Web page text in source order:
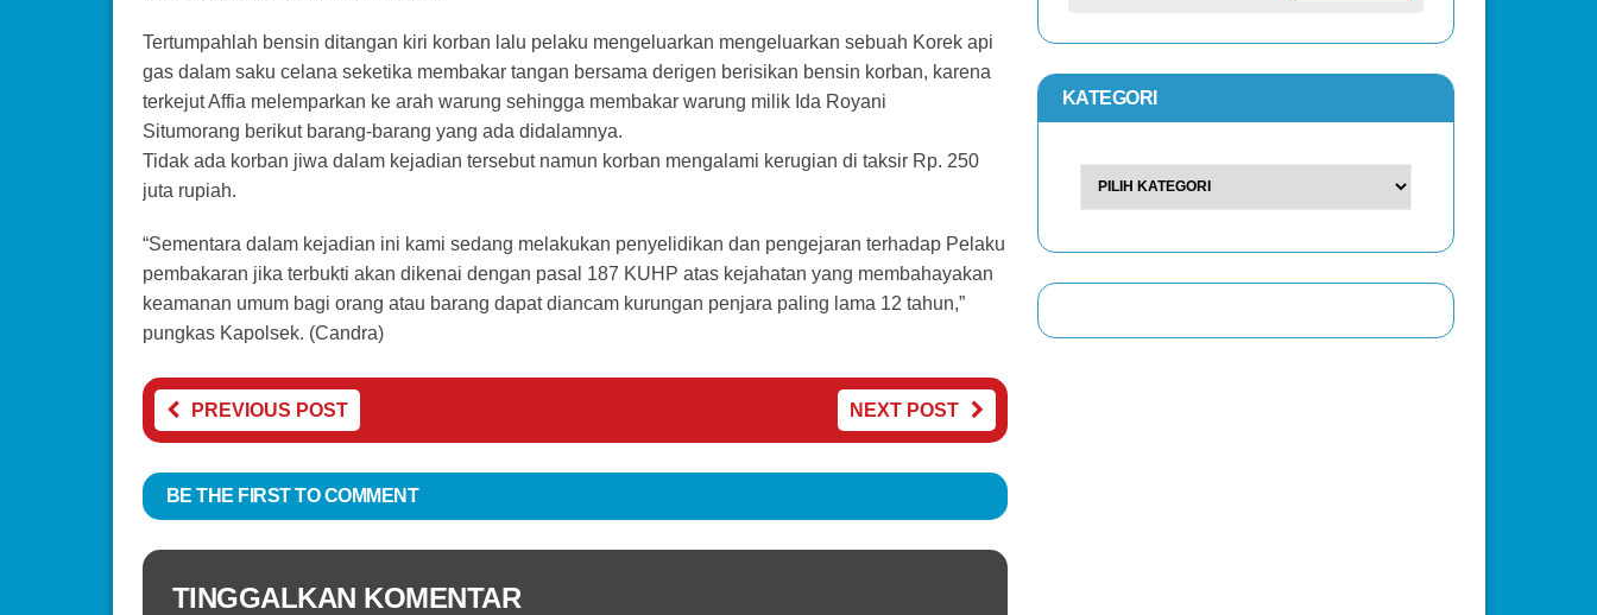
Tertumpahlah bensin ditangan kiri korban lalu pelaku mengeluarkan mengeluarkan sebuah Korek api
gas dalam saku celana seketika membakar tangan bersama derigen berisikan bensin korban, karena
terkejut Affia melemparkan ke arah warung sehingga membakar warung milik Ida Royani
Situmorang berikut barang-barang yang ada didalamnya.
Tidak ada korban jiwa dalam kejadian tersebut namun korban mengalami kerugian di taksir Rp. 250
juta rupiah.
“Sementara dalam kejadian ini kami sedang melakukan penyelidikan dan pengejaran terhadap Pelaku
pembakaran jika terbukti akan dikenai dengan pasal 187 KUHP atas kejahatan yang membahayakan
keamanan umum bagi orang atau barang dapat diancam kurungan penjara paling lama 12 tahun,”
pungkas Kapolsek. (Candra)
PREVIOUS POST NEXT POST
BE THE FIRST TO COMMENT
TINGGALKAN KOMENTAR
KATEGORI